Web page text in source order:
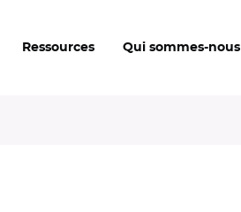
Ressources Qui sommes-nous